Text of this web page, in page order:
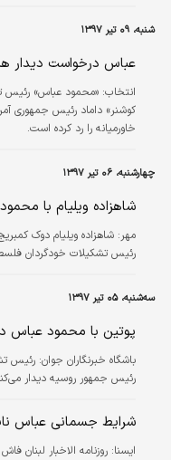
شنبه، ۰۹ تیر ۱۳۹۷
عباس درخواست دیدار
انتخاب: «محمود عباس» رئیس
کوشنر» داماد رئیس جمهوری
خاورمیانه را رد کرده است.
چهارشنبه، ۰۶ تیر ۱۳۹۷
شاهزاده ویلیام با
مهر: شاهزاده ویلیام دوک
رئیس تشکیلات خودگردان
سه‌شنبه، ۰۵ تیر ۱۳۹۷
پوتین با محمود عباس
باشگاه خبرنگاران جوان: رئیس
رئیس جمهور روسیه دیدار
شرایط جسمانی عباس
ايسنا: روزنامه الاخبار